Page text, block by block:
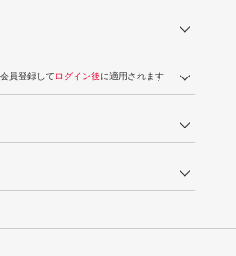
い。
返品を承ります。問い合わせフォーム
す。
からご連絡
員登録してログイン後に適用されます
お買い上げごとに
100円につき1ポイ
関する